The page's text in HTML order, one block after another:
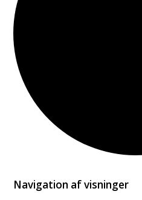
Begivenheder
Navigation af visninger